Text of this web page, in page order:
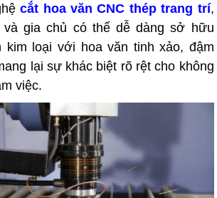
cắt hoa văn CNC thép trang trí,
gia chủ có thể dễ dàng sở hữu
kim loại với hoa văn tinh xảo, đậm
lại sự khác biệt rõ rệt cho không
việc.